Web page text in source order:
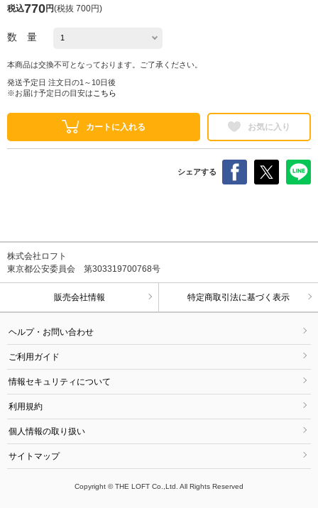
税込770円(税抜 700円)
数 量
本商品は交換不可となっております。ご了承ください。
発送予定日 注文日の1～10日後
※お届け予定日の目安は こちら
カートに入れる お気に入り
シェアする
株式会社ロフト
東京都公安委員会 第303319700768号
販売会社情報 特定商取引法に基づく表示
ヘルプ・お問い合わせ
ご利用ガイド
情報セキュリティについて
利用規約
個人情報の取り扱い
サイトマップ
Copyright © THE LOFT Co.,Ltd. All Rights Reserved